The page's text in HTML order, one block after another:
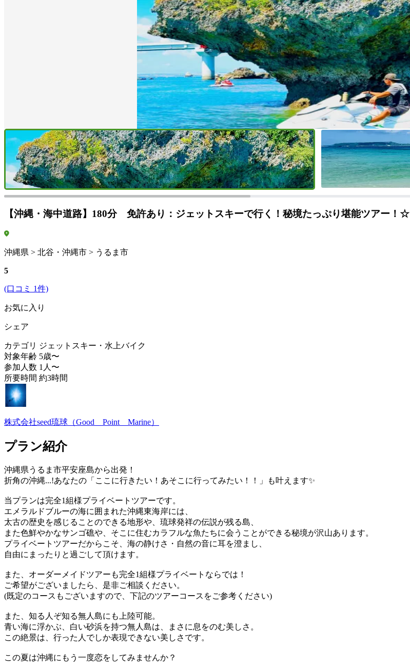
【沖縄・海中道路】180分 免許あり：ジェットスキーで行く！秘境たっぷり堪能ツアー！☆
沖縄県 > 北谷・沖縄市 > うるま市
5
(口コミ 1件)
お気に入り
シェア
カテゴリ ジェットスキー・水上バイク
対象年齢 5歳〜
参加人数 1人〜
所要時間 約3時間
株式会社seed琉球（Good Point Marine）
プラン紹介
沖縄県うるま市平安座島から出発！
折角の沖縄...!あなたの「ここに行きたい！あそこに行ってみたい！！」も叶えます✨
当プランは完全1組様プライベートツアーです。
エメラルドブルーの海に囲まれた沖縄東海岸には、
太古の歴史を感じることのできる地形や、琉球発祥の伝説が残る島、
また色鮮やかなサンゴ礁や、そこに住むカラフルな魚たちに会うことができる秘境が沢山あります。
プライベートツアーだからこそ、海の静けさ・自然の音に耳を澄まし、
自由にまったりと過ごして頂けます。
また、オーダーメイドツアーも完全1組様プライベートならでは！
ご希望がございましたら、是非ご相談ください。
(既定のコースもございますので、下記のツアーコースをご参考ください)
また、知る人ぞ知る無人島にも上陸可能。
青い海に浮かぶ、白い砂浜を持つ無人島は、まさに息をのむ美しさ。
この絶景は、行った人でしか表現できない美しさです。
この夏は沖縄にもう一度恋をしてみませんか？